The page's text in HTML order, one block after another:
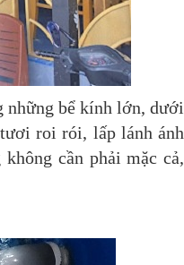
những bể kính lớn, dưới
roi rói, lấp lánh ánh
cần phải mặc cả,